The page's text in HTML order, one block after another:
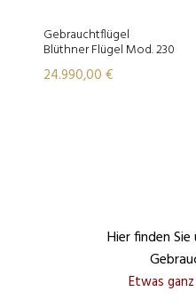
Gebrauchtflügel
Blüthner Flügel Mod. 230
24.990,00 €
Hier finden
Etwas